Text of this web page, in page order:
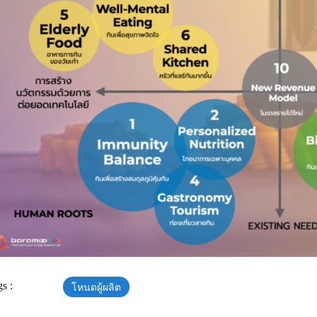
: โหนดผู้ผลิต